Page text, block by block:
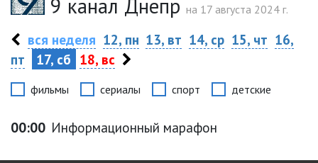
9 канал Днепр на 17 августа 2024 г.
вся неделя 12, пн 13, вт 14, ср 15, чт 16,
пт
17, сб 18, вс
фильмы сериалы спорт детские
00:00 Информационный марафон